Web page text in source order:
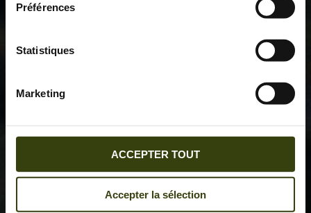
Préférences
Statistiques
Marketing
ACCEPTER TOUT
Accepter la sélection